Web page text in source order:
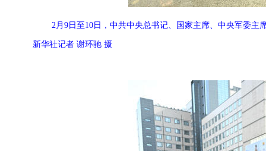
2月9日至10日，中共中央总书记、国家主席、中央军委
新华社记者 谢环驰 摄